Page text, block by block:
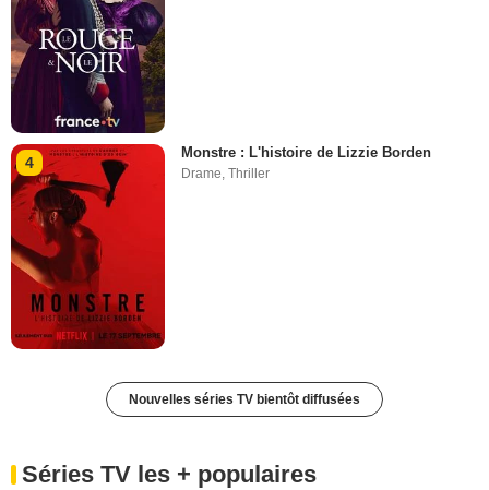
4
Monstre : L'histoire de Lizzie Borden
Drame,Thriller
Nouvelles séries TV bientôt diffusées
Séries TV les + populaires